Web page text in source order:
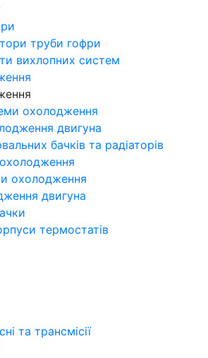
труби гофри
вихлопних систем
охолодження
двигуна
бачків та радіаторів
охолодження
двигуна
термостатів
та трансмісії